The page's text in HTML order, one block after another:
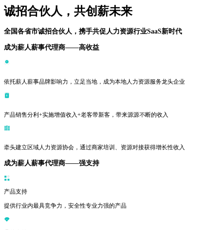
诚招合伙人，共创薪未来
全国各省市诚招合伙人，携手共促人力资源行业SaaS新时代
成为薪人薪事代理商——高收益
依托薪人薪事品牌影响力，立足当地，成为本地人力资源服务龙头企业
产品销售分利+实施增值收⼊+老客带新客，带来源源不断的收⼊
牵头建立区域人力资源协会，通过商家培训、资源对接获得增长性收⼊
成为薪人薪事代理商——强支持
产品支持
提供行业内最具竞争力，安全性专业力强的产品